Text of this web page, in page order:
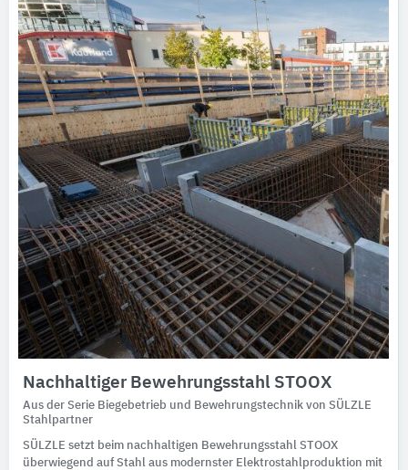
Nachhaltiger Bewehrungsstahl STOOX
Aus der Serie Biegebetrieb und Bewehrungstechnik von SÜLZLE
Stahlpartner
SÜLZLE setzt beim nachhaltigen Bewehrungsstahl STOOX
überwiegend auf Stahl aus modernster Elektrostahlproduktion mit